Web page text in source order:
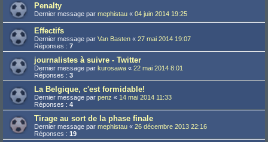
Penalty
Dernier message par mephistau « 04 juin 2014 19:25
Effectifs
Dernier message par Van Basten « 27 mai 2014 19:07
Réponses : 7
journalistes à suivre - Twitter
Dernier message par kurosawa « 22 mai 2014 8:01
Réponses : 3
La Belgique, c'est formidable!
Dernier message par penz « 14 mai 2014 11:33
Réponses : 4
Tirage au sort de la phase finale
Dernier message par mephistau « 26 décembre 2013 22:16
Réponses : 19